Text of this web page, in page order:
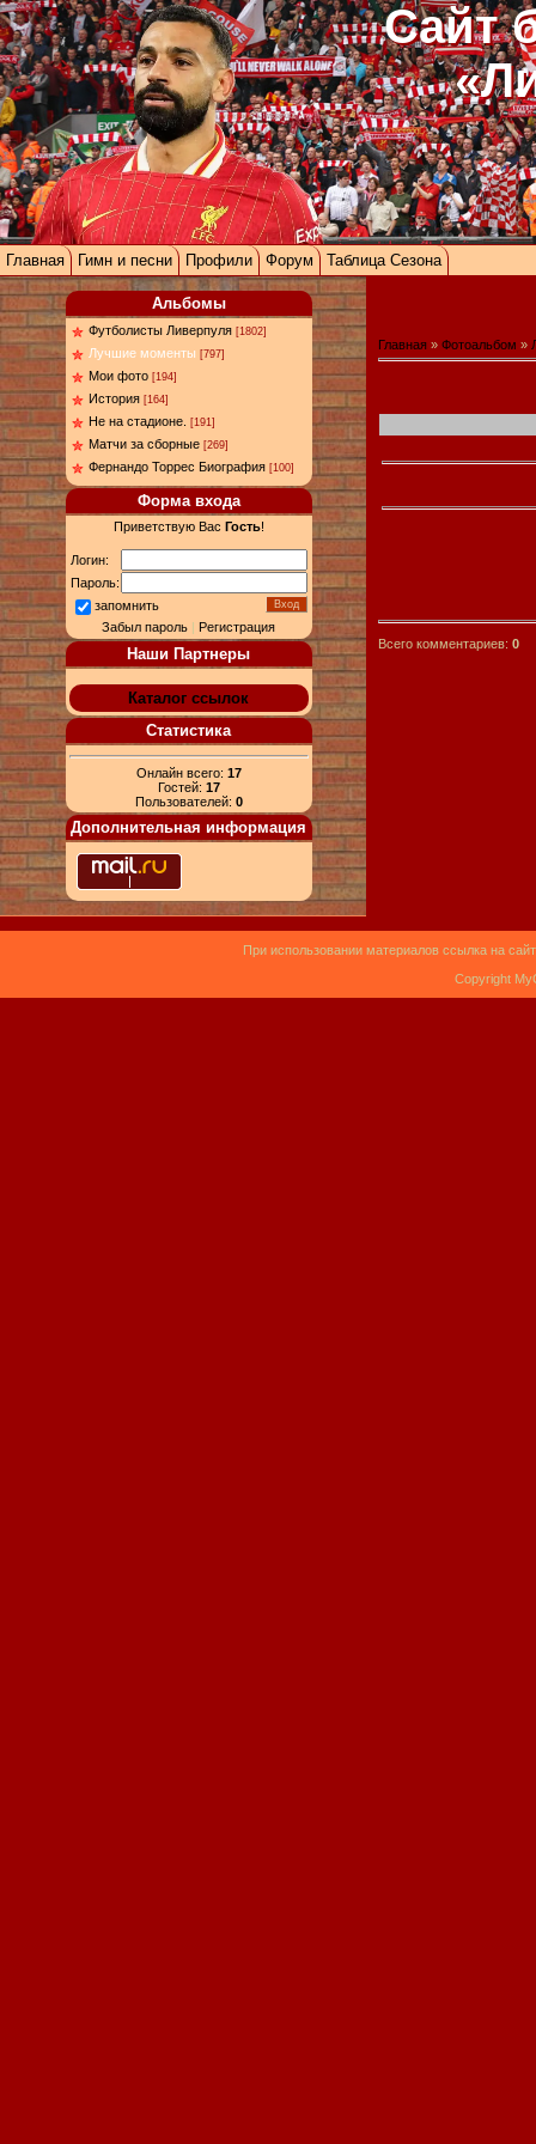
Сайт
Главная Гимн и песни Профили Форум Таблица Сезона
Альбомы
Футболисты Ливерпуля [1802]
Лучшие моменты [797]
Мои фото [194]
История [164]
Не на стадионе. [191]
Матчи за сборные [269]
Фернандо Торрес Биография [100]
Форма входа
Приветствую Вас Гость!
Логин:
Пароль:
запомнить
Забыл пароль |Регистрация
Наши Партнеры
Каталог ссылок
Статистика
Онлайн всего: 17
Гостей: 17
Пользователей: 0
Дополнительная информация
Главная » Фотоальбом »
Всего комментариев: 0
При использовании материалов ссылка на
Copyright